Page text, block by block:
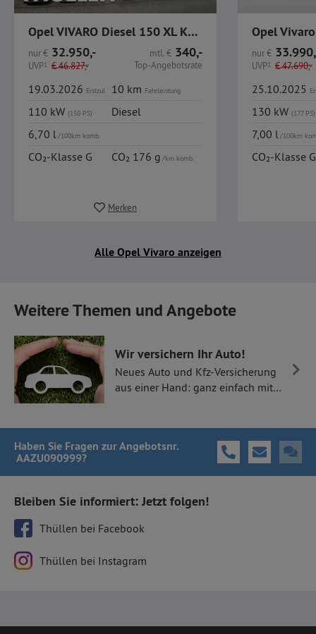
Opel VIVARO Diesel 150 XL Kasten AHK Dyn. SurroundView
nur€ 32.950,-
UVP1 €46.827,-
mtl.€ 340,-
Top-Angebotsrate
19.03.2026 Erstzul. 10 km Fahrleistung
110 kW (150 PS)
Diesel
6,70 l/100km komb.
CO₂-Klasse G CO₂ 176 g/km komb.
Merken
nur€
UVP1 €47.690,-
25.10.2025
130 kW (177 PS)
7,00 l/100km
CO₂-Klasse G
Alle Opel Vivaro anzeigen
Weitere Themen und Angebote
Wir versichern Ihr Auto!
Neues Auto und Kfz-Versicherung
aus einer Hand: ganz einfach mit
Haben Sie Fragen zur Angebotsnr.
AAZU090999?
Bleiben Sie informiert: Jetzt folgen!
Thüllen bei Facebook
Thüllen bei Instagram